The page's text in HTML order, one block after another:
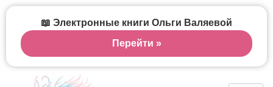
📖 Электронные книги Ольги Валяевой
Перейти »